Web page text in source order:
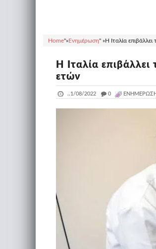
Home"»Ενημέρωση" »H Ιταλία
H Ιταλία
ετών
..1/08/2022 _ 0